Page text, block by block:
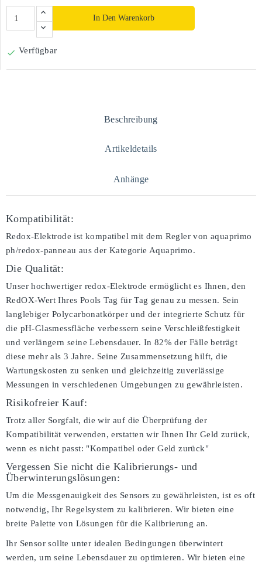
In Den Warenkorb
 Verfügbar
Beschreibung
Artikeldetails
Anhänge
Kompatibilität:
Redox-Elektrode ist kompatibel mit dem Regler von aquaprimo
ph/redox-panneau aus der Kategorie Aquaprimo.
Die Qualität:
Unser hochwertiger redox-Elektrode ermöglicht es Ihnen, den
RedOX-Wert Ihres Pools Tag für Tag genau zu messen. Sein
langlebiger Polycarbonatkörper und der integrierte Schutz für
die pH-Glasmessfläche verbessern seine Verschleißfestigkeit
und verlängern seine Lebensdauer. In 82% der Fälle beträgt
diese mehr als 3 Jahre. Seine Zusammensetzung hilft, die
Wartungskosten zu senken und gleichzeitig zuverlässige
Messungen in verschiedenen Umgebungen zu gewährleisten.
Risikofreier Kauf:
Trotz aller Sorgfalt, die wir auf die Überprüfung der
Kompatibilität verwenden, erstatten wir Ihnen Ihr Geld zurück,
wenn es nicht passt: "Kompatibel oder Geld zurück"
Vergessen Sie nicht die Kalibrierungs- und
Überwinterungslösungen:
Um die Messgenauigkeit des Sensors zu gewährleisten, ist es oft
notwendig, Ihr Regelsystem zu kalibrieren. Wir bieten eine
breite Palette von Lösungen für die Kalibrierung an.
Ihr Sensor sollte unter idealen Bedingungen überwintert
werden, um seine Lebensdauer zu optimieren. Wir bieten eine